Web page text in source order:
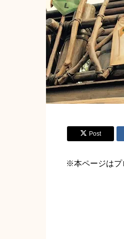
 Post
※本ページはプ